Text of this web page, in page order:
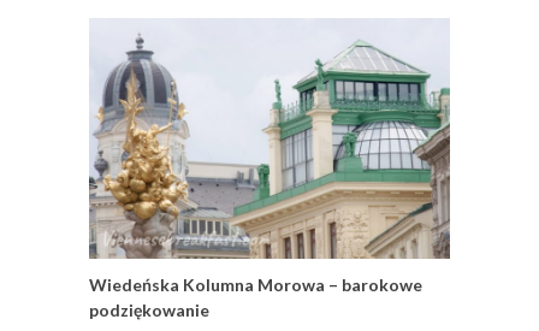
Wiedeńska Kolumna Morowa – barokowe
podziękowanie